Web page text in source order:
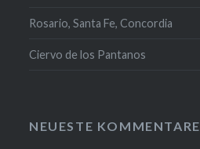
Rosario, Santa Fe, Concordia
Ciervo de los Pantanos
NEUESTE KOMMENTARE